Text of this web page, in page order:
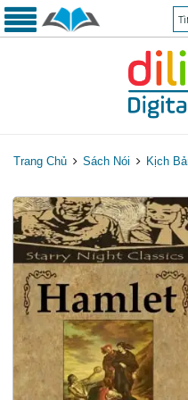
Trang Chủ Sách Nói Kịch